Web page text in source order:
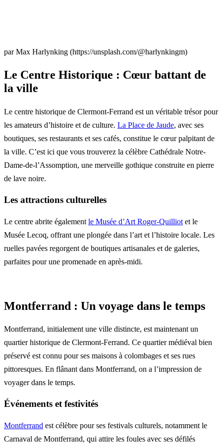
par Max Harlynking (https://unsplash.com/@harlynkingm)
Le Centre Historique : Cœur battant de
la ville
Le centre historique de Clermont-Ferrand est un véritable trésor pour
les amateurs d’histoire et de culture. La Place de Jaude, avec ses
boutiques, ses restaurants et ses cafés, constitue le cœur palpitant de
la ville. C’est ici que vous trouverez la célèbre Cathédrale Notre-
Dame-de-l’Assomption, une merveille gothique construite en pierre
de lave noire.
Les attractions culturelles
Le centre abrite également le Musée d’Art Roger-Quilliot et le
Musée Lecoq, offrant une plongée dans l’art et l’histoire locale. Les
ruelles pavées regorgent de boutiques artisanales et de galeries,
parfaites pour une promenade en après-midi.
Montferrand : Un voyage dans le temps
Montferrand, initialement une ville distincte, est maintenant un
quartier historique de Clermont-Ferrand. Ce quartier médiéval bien
préservé est connu pour ses maisons à colombages et ses rues
pittoresques. En flânant dans Montferrand, on a l’impression de
voyager dans le temps.
Événements et festivités
Montferrand est célèbre pour ses festivals culturels, notamment le
Carnaval de Montferrand, qui attire les foules avec ses défilés